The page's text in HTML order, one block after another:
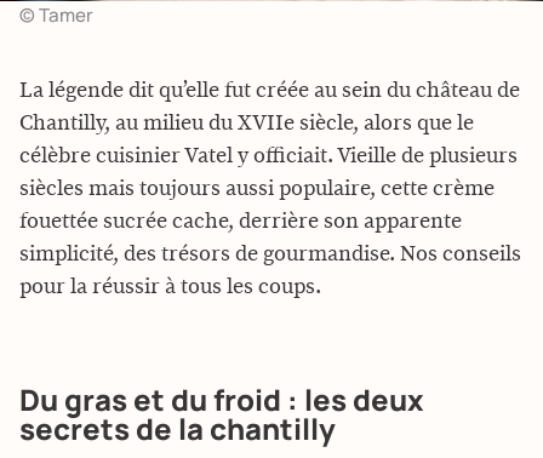
© Tamer
La légende dit qu’elle fut créée au sein du château de
Chantilly, au milieu du XVIIe siècle, alors que le
célèbre cuisinier Vatel y officiait. Vieille de plusieurs
siècles mais toujours aussi populaire, cette crème
fouettée sucrée cache, derrière son apparente
simplicité, des trésors de gourmandise. Nos conseils
pour la réussir à tous les coups.
Du gras et du froid : les deux
secrets de la chantilly